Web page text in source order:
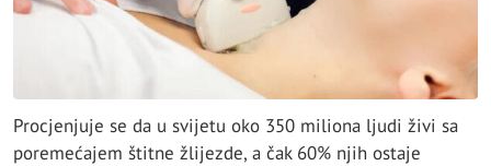
Procjenjuje se da u svijetu oko 350 miliona ljudi živi sa
poremećajem štitne žlijezde, a čak 60% njih ostaje